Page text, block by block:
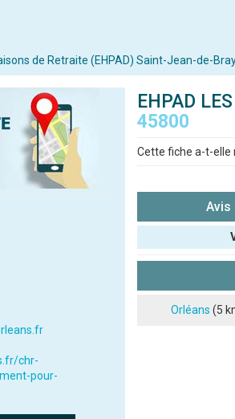
de Retraite (EHPAD) Saint-Jean-de-
chr-
pour-
EHPAD
45800
Cette fiche a-t-elle
Avis
Note que vous
Orléans (5